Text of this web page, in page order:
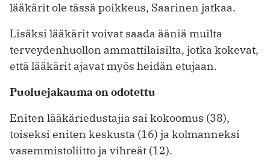
lääkärit ole tässä poikkeus, Saarinen jatkaa.
Lisäksi lääkärit voivat saada ääniä muilta
terveydenhuollon ammattilaisilta, jotka kokevat,
että lääkärit ajavat myös heidän etujaan.
Puoluejakauma on odotettu
Eniten lääkäriedustajia sai kokoomus (38),
toiseksi eniten keskusta (16) ja kolmanneksi
vasemmistoliitto ja vihreät (12).